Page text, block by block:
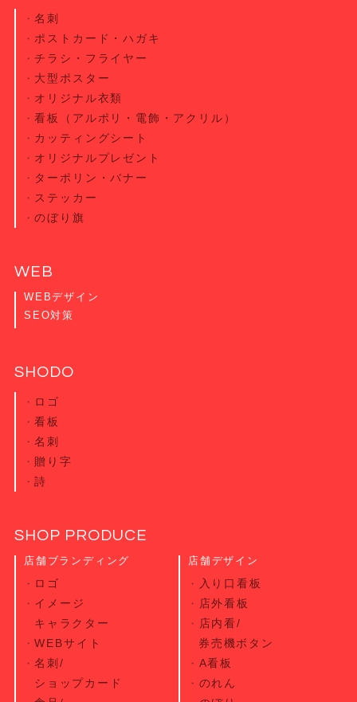
名刺
ポストカード・ハガキ
チラシ・ フライヤー
大型ポスター
オリジナル衣類
看板（アルポリ・電飾・アクリル）
カッティングシート
オリジナルプレゼント
ターポリン・バナー
ステッカー
のぼり旗
WEB
WEBデザイン
SEO対策
SHODO
ロゴ
看板
名刺
贈り字
詩
SHOP PRODUCE
店舗ブランディング
ロゴ
イメージ
キャラクター
WEBサイト
名刺/
ショップカード
店舗デザイン
入り口看板
店外看板
店内看/
券売機ボタン
A看板
のれん